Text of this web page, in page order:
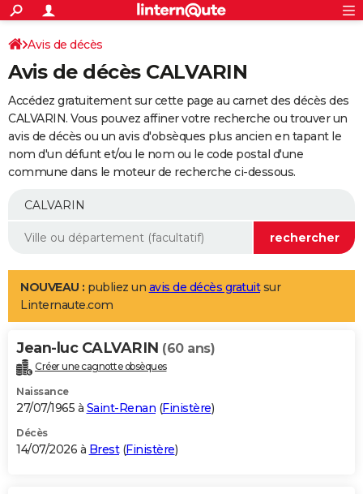
ACTUALITÉS
Politique
Société
Faits Divers
Education
Monde
Villes
+
SPORT
Coupe du monde 2026
Football
Tennis
Cyclisme
Rugby
Forum
Programme TV
TNT
Streaming
Cinéma
Sorties cinéma
Musique
+
FINANCE
Retraite
Epargne
Immobilier
Risques naturels par ville
Banque
Assurance
AUTO
Essais
Réserver un essai
Citadines
Berlines
SUV
Forum auto
+
Mobiles
Meilleur smartphone
Internet
Ordinateurs
Jeux vidéo
Guide high-tech
Aménagement intérieur
LIFESTYLE
Art de vivre
Bien-être
Loisirs
Mode
Modes de vie
Alimentation
Guide de la santé
Maladies
Médicaments
Sommeil
VOYAGE
Destinations
City break
Voyage nature
Voyage de noces
Forum
Climat
+PHOTO
GUIDES D'ACHAT
BONS PLANS
Avis de décès
Avis de décès CALVARIN
Accédez gratuitement sur cette page au carnet des décès des
CALVARIN. Vous pouvez affiner votre recherche ou trouver un
avis de décès ou un avis d'obsèques plus ancien en tapant le
nom d'un défunt et/ou le nom ou le code postal d'une
commune dans le moteur de recherche ci-dessous.
NOUVEAU : publiez un avis de décès gratuitsur
Linternaute.com
Jean-luc CALVARIN (60 ans)
Créer une cagnotte obsèques
Naissance
27/07/1965 à Saint-Renan (Finistère)
Décès
14/07/2026 à Brest(Finistère)